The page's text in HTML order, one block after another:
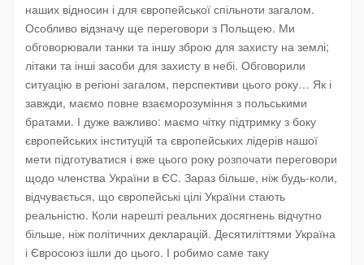
наших відносин і для європейської спільноти загалом.
Особливо відзначу ще переговори з Польщею. Ми
обговорювали танки та іншу зброю для захисту на землі;
літаки та інші засоби для захисту в небі. Обговорили
ситуацію в регіоні загалом, перспективи цього року… Як і
завжди, маємо повне взаєморозуміння з польськими
братами. І дуже важливо: маємо чітку підтримку з боку
європейських інституцій та європейських лідерів нашої
мети підготуватися і вже цього року розпочати переговори
щодо членства України в ЄС. Зараз більше, ніж будь-коли,
відчувається, що європейські цілі України стають
реальністю. Коли нарешті реальних досягнень відчутно
більше, ніж політичних декларацій. Десятиліттями Україна
і Євросоюз ішли до цього. І робимо саме таку